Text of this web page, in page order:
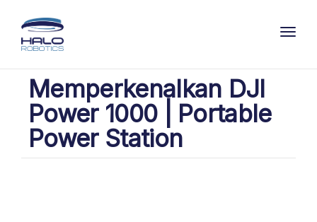
Memperkenalkan DJI
Power 1000 | Portable
Power Station